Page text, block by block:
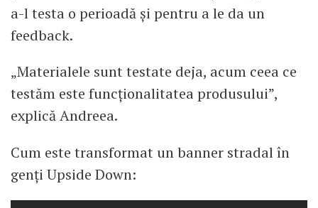
a-l testa o perioadă și pentru a le da un
feedback.
„Materialele sunt testate deja, acum ceea ce
testăm este funcționalitatea produsului”,
explică Andreea.
Cum este transformat un banner stradal în
genți Upside Down: